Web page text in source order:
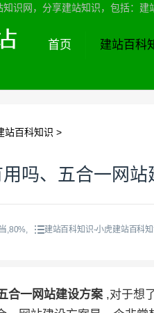
知识网，分享建站知识，包括：
首页 建站百科
站百科知识 >
吗、五合一网站
,80%, 建站百科知识-小虎建站百科
合一网站建设方案 ,对于想